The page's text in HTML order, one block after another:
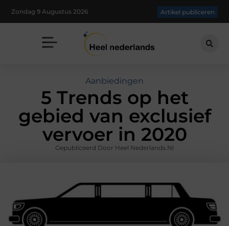
Zondag 9 Augustus 2026 Artikel publiceren
Aanbiedingen
5 Trends op het
gebied van exclusief
vervoer in 2020
Gepubliceerd Door Heel Nederlands.nl